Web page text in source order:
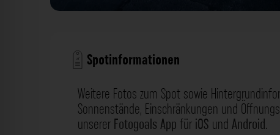
Spotinformationen
Weitere Fotos zum Spot sowie
Sonnenstände, Einschränkungen und
unsererFotogoals AppfüriOS undAndroid.